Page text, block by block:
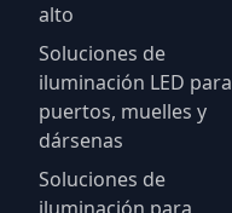
alto
Soluciones de
iluminación LED para
puertos, muelles y
dársenas
Soluciones de